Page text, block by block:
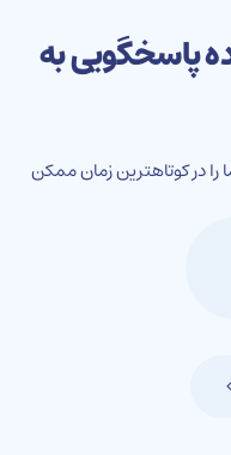
آماده پاسخگویی به
در کوتاهترین زمان ممکن